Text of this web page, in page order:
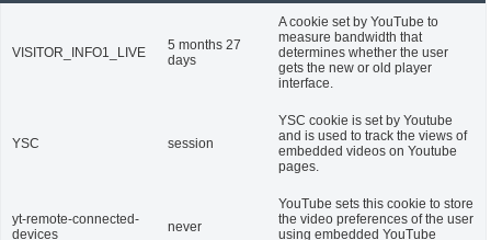
VISITOR_INFO1_LIVE
5 months 27
days
A cookie set by YouTube to
measure bandwidth that
determines whether the user
gets the new or old player
interface.
YSC session
YSC cookie is set by Youtube
and is used to track the views of
embedded videos on Youtube
pages.
yt-remote-connected-
devices
never
YouTube sets this cookie to store
the video preferences of the user
using embedded YouTube